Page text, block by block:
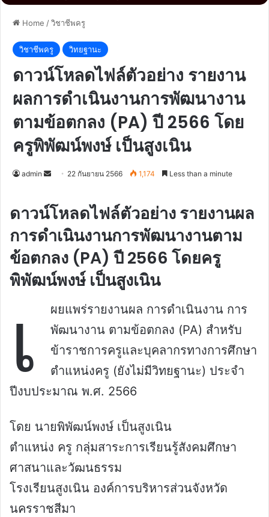
Home /วิชาชีพครู
วิชาชีพครู วิทยฐานะ
ดาวน์โหลดไฟล์ตัวอย่าง รายงาน
ผลการดำเนินงานการพัฒนางาน
ตามข้อตกลง (PA) ปี 2566 โดย
ครูพิพัฒน์พงษ์ เป็นสูงเนิน
admin
Send
email
22 กันยายน 2566 1,174 Less than a minute
ดาวน์โหลดไฟล์ตัวอย่าง รายงานผล
การดำเนินงานการพัฒนางานตาม
ข้อตกลง (PA) ปี 2566 โดยครู
พิพัฒน์พงษ์ เป็นสูงเนิน
เ
ผยแพร่รายงานผล การดำเนินงาน การ
พัฒนางาน ตามข้อตกลง (PA) สำหรับ
ข้าราชการครูและบุคลากรทางการศึกษา
ตำแหน่งครู (ยังไม่มีวิทยฐานะ) ประจำ
ปีงบประมาณ พ.ศ. 2566
โดย นายพิพัฒน์พงษ์ เป็นสูงเนิน
ตำแหน่ง ครู กลุ่มสาระการเรียนรู้สังคมศึกษา
ศาสนาและวัฒนธรรม
โรงเรียนสูงเนิน องค์การบริหารส่วนจังหวัด
นครราชสีมา